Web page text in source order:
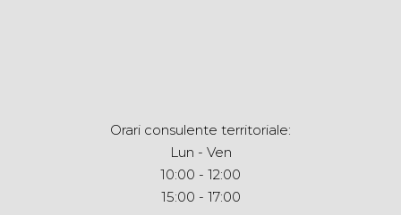
Orari consulente territoriale:
Lun - Ven
10:00 - 12:00
15:00 - 17:00